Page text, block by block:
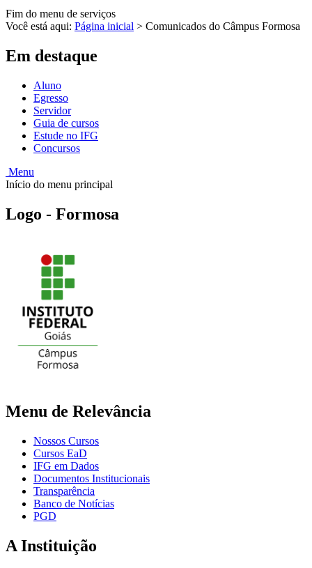
Fim do menu de serviços
Você está aqui: Página inicial > Comunicados do Câmpus Formosa
Em destaque
Aluno
Egresso
Servidor
Guia de cursos
Estude no IFG
Concursos
Menu
Início do menu principal
Logo - Formosa
Menu de Relevância
Nossos Cursos
Cursos EaD
IFG em Dados
Documentos Institucionais
Transparência
Banco de Notícias
PGD
A Instituição